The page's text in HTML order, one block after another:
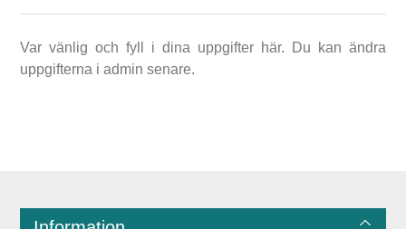
Var vänlig och fyll i dina uppgifter här. Du kan ändra
uppgifterna i admin senare.